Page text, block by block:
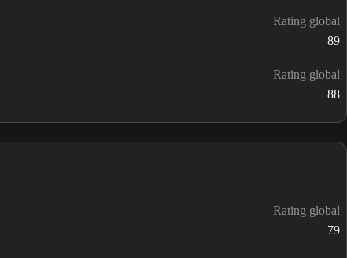
Rating global
89
Rating global
88
Rating global
79